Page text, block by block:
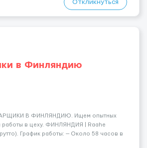
Откликнуться
в Финляндию
В ФИНЛЯНДИЮ. Ищем опытных
работы в цеху. ФИНЛЯНДИЯ | Raahe
График работы: — Около 58 часов в